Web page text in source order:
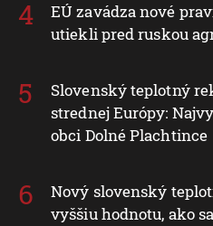
EÚ zavádza nové
utiekli pred ruskou
Slovenský teplotný
strednej Európy:
obci Dolné Plachtince
Nový slovenský
vyššiu hodnotu, ako